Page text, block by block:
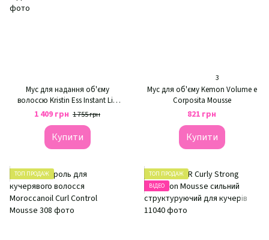
Мус для надання об'єму
волоссю Kristin Ess Instant Lift
Volumizing Mousse + 2 афропіки
Mallow
1 409 грн 1 755 грн
Купити
3
Мус для об'єму Kemon Volume e
Corposita Mousse
821 грн
Купити
ТОП ПРОДАЖ
ТОП ПРОДАЖ
ВІДЕО